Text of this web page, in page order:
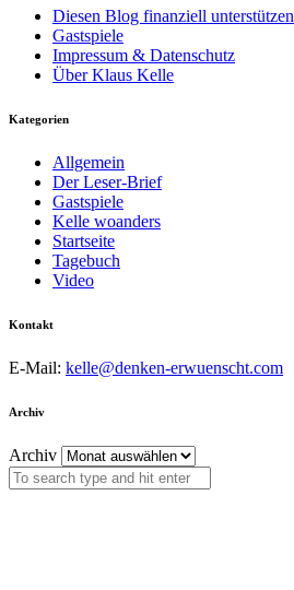
Diesen Blog finanziell unterstützen
Gastspiele
Impressum & Datenschutz
Über Klaus Kelle
Kategorien
Allgemein
Der Leser-Brief
Gastspiele
Kelle woanders
Startseite
Tagebuch
Video
Kontakt
E-Mail: kelle@denken-erwuenscht.com
Archiv
Archiv